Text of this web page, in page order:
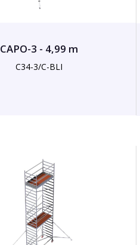
CAPO-3 - 4,99 m
C34-3/C-BLI